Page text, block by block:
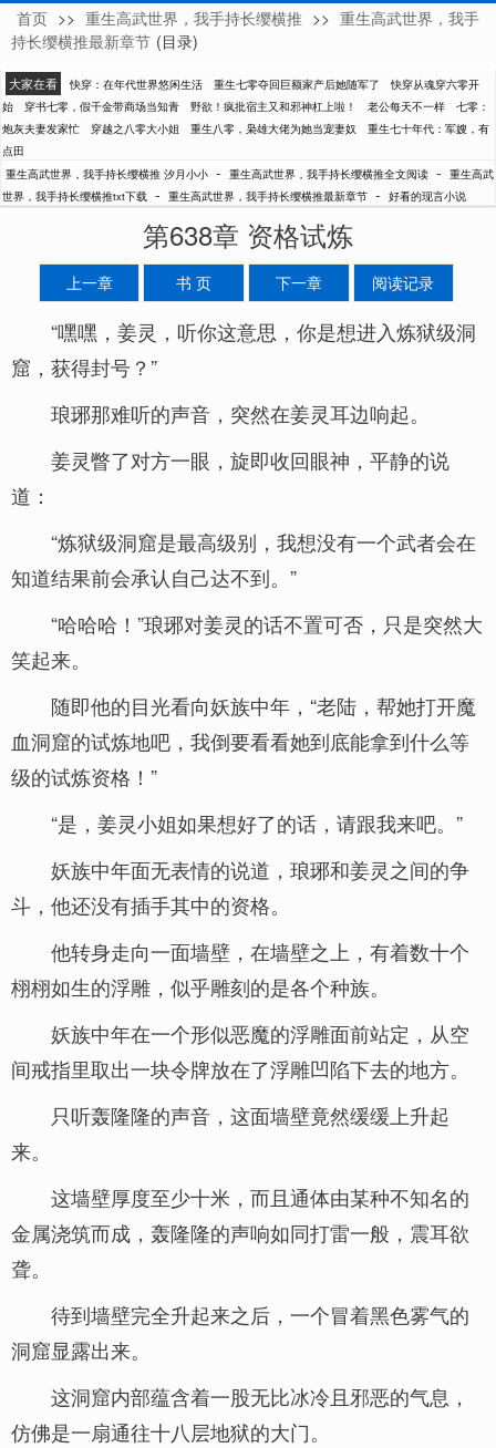
汐月小小
首页 >> 重生高武世界，我手持长缨横推 >> 重生高武世界，我手
持长缨横推最新章节 (目录)
大家在看 快穿：在年代世界悠闲生活 重生七零夺回巨额家产后她随军了
快穿从魂穿六零开
始
穿书七零，假千金带商场当知青 野欲！疯批宿主又和邪神杠上啦！ 老公每天不一样
七零：
炮灰夫妻发家忙
穿越之八零大小姐 重生八零，枭雄大佬为她当宠妻奴
重生七十年代：军嫂，有
点田
重生高武世界，我手持长缨横推 汐月小小 - 重生高武世界，我手持长缨横推全文阅读 - 重生高武
世界，我手持长缨横推txt下载 - 重生高武世界，我手持长缨横推最新章节 - 好看的现言小说
第638章 资格试炼
上一章 书 页 下一章 阅读记录
“嘿嘿，姜灵，听你这意思，你是想进入炼狱级洞
窟，获得封号？”
琅琊那难听的声音，突然在姜灵耳边响起。
姜灵瞥了对方一眼，旋即收回眼神，平静的说
道：
“炼狱级洞窟是最高级别，我想没有一个武者会在
知道结果前会承认自己达不到。”
“哈哈哈！”琅琊对姜灵的话不置可否，只是突然大
笑起来。
随即他的目光看向妖族中年，“老陆，帮她打开魔
血洞窟的试炼地吧，我倒要看看她到底能拿到什么等
级的试炼资格！”
“是，姜灵小姐如果想好了的话，请跟我来吧。”
妖族中年面无表情的说道，琅琊和姜灵之间的争
斗，他还没有插手其中的资格。
他转身走向一面墙壁，在墙壁之上，有着数十个
栩栩如生的浮雕，似乎雕刻的是各个种族。
妖族中年在一个形似恶魔的浮雕面前站定，从空
间戒指里取出一块令牌放在了浮雕凹陷下去的地方。
只听轰隆隆的声音，这面墙壁竟然缓缓上升起
来。
这墙壁厚度至少十米，而且通体由某种不知名的
金属浇筑而成，轰隆隆的声响如同打雷一般，震耳欲
聋。
待到墙壁完全升起来之后，一个冒着黑色雾气的
洞窟显露出来。
这洞窟内部蕴含着一股无比冰冷且邪恶的气息，
仿佛是一扇通往十八层地狱的大门。